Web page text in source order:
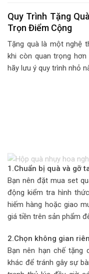
Quy Trình Tặng
Trọn Điểm Cộng
Tặng quà là một nghệ
khi còn quan trọng
hãy lưu ý quy trình nhỏ
1.Chuẩn bị quà và gỡ
Bạn nên đặt mua set
động kiểm tra hình
hiếm hàng hoặc giao
giá tiền trên sản phẩm
2.Chọn không gian
Bạn nên hạn chế tặng
khác để tránh gây sự